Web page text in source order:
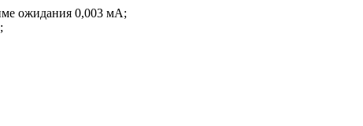
ожидания 0,003 мА;